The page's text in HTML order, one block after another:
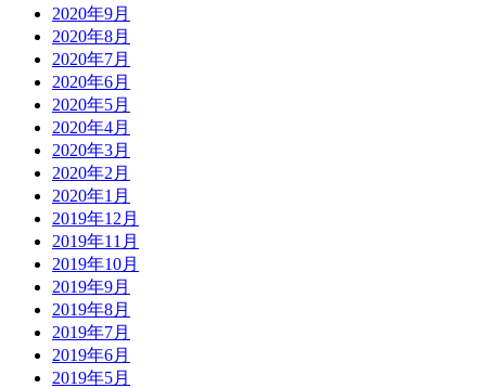
2020年9月
2020年8月
2020年7月
2020年6月
2020年5月
2020年4月
2020年3月
2020年2月
2020年1月
2019年12月
2019年11月
2019年10月
2019年9月
2019年8月
2019年7月
2019年6月
2019年5月